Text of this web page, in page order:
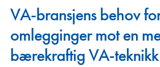
VA-bransjens behov
omlegginger mot en
bærekraftig VA-teknikk